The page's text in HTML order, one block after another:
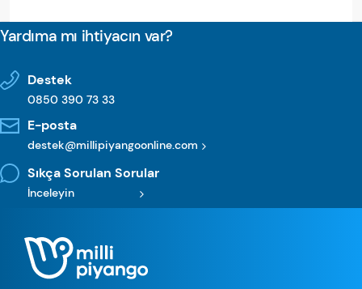
Yardıma mı ihtiyacın var?
Destek
0850 390 73 33
E-posta
destek@millipiyangoonline.com
Sıkça Sorulan Sorular
İnceleyin